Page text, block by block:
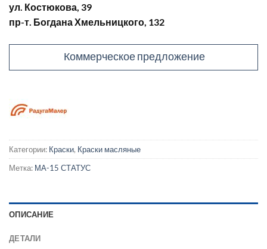
ул. Костюкова, 39
пр-т. Богдана Хмельницкого, 132
Коммерческое предложение
Категории: Краски, Краски масляные
Метка: МА-15 СТАТУС
ОПИСАНИЕ
ДЕТАЛИ